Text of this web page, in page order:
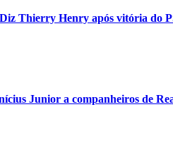
Thierry Henry após vitória do
Junior a companheiros de